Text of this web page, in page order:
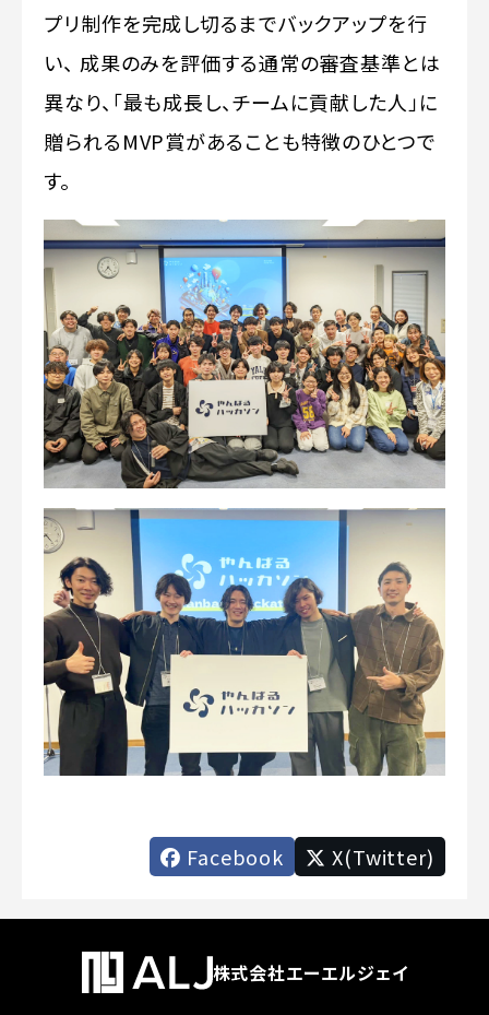
プリ制作を完成し切るまでバックアップを行
い、 成果のみを評価する通常の審査基準とは
異なり、「最も成長し、チームに貢献した人」に
贈られるMVP賞があることも特徴のひとつで
す。
Facebook X(Twitter)
株式会社エーエルジェイ